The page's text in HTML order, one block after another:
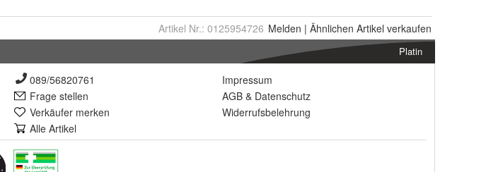
Artikel Nr.: 0125954726 Melden | Ähnlichen Artikel verkaufen
Platin
089/56820761
Frage stellen
Verkäufer merken
Alle Artikel
Impressum
AGB & Datenschutz
Widerrufsbelehrung